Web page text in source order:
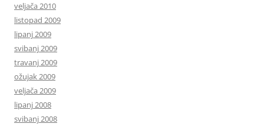
veljača 2010
listopad 2009
lipanj 2009
svibanj 2009
travanj 2009
ožujak 2009
veljača 2009
lipanj 2008
svibanj 2008